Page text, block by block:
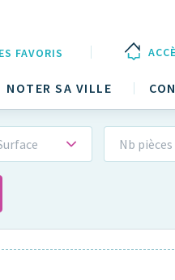
NOTER SA VILLE
FAVORIS
Nb pièces